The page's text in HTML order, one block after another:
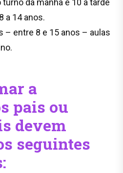
turno da manhã e 10 à tarde
a 14 anos.
– entre 8 e 15 anos – aulas
a
pais ou
devem
seguintes